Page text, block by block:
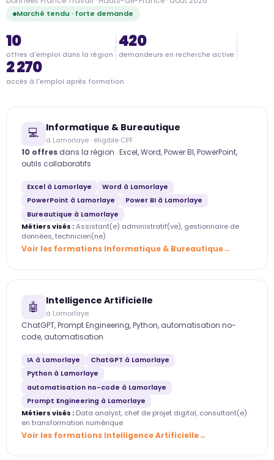
Marché tendu · forte demande
10
offres d'emploi dans la région
420
demandeurs en recherche active
2 270
accès à l'emploi après formation
💻 Informatique & Bureautique
à Lamorlaye · éligible CPF
10 offres dans la région · Excel, Word, Power BI, PowerPoint,
outils collaboratifs
Excel à Lamorlaye
Word à Lamorlaye
PowerPoint à Lamorlaye
Power BI à Lamorlaye
Bureautique à Lamorlaye
Métiers visés :Assistant(e) administratif(ve), gestionnaire de
données, technicien(ne)
Voir les formations Informatique & Bureautique
🤖 Intelligence Artificielle
à Lamorlaye
ChatGPT, Prompt Engineering, Python, automatisation no-
code, automatisation
IA à Lamorlaye
ChatGPT à Lamorlaye
Python à Lamorlaye
automatisation no-code à Lamorlaye
Prompt Engineering à Lamorlaye
Métiers visés : Data analyst, chef de projet digital, consultant(e)
en transformation numérique
Voir les formations Intelligence Artificielle